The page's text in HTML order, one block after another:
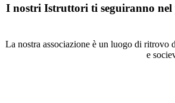
I nostri Istruttori ti seguiranno
La nostra associazione è un luogo di ritrovo
e